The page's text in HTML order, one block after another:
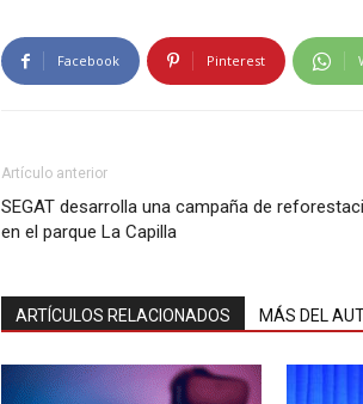
Facebook Pinterest
Artículo anterior
SEGAT desarrolla una campaña de
en el parque La Capilla
ARTÍCULOS RELACIONADOS MÁS DEL